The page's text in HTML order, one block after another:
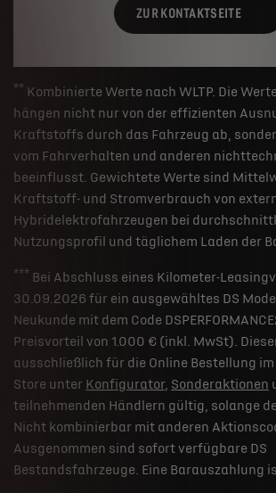
ZUR KONTAKTSEITE
** Kombinierte Werte nach WLTP. Die
hängen nicht nur von der effizienten
Kraftstoffs durch das Fahrzeug ab,
vom Fahrverhalten und anderen
beeinflusst. Gewichtete Werte sind
Kraftstoff- und Stromverbrauch von
Hybridelektrofahrzeugen bei
Nutzungsprofil und täglichem Laden der
*** Bei Abschluss eines Kilometer-
30.09.2026 für ein ausgewähltes DS
Neukunde mit dem Code
Preisvorteil von 1.000 € (inkl. MwSt).
ausschließlich für die Online Bestellung im
Store unter Konfigurator, Sonderaktionen
teilnehmenden Händlern gültig, solange
Nicht kombinierbar mit anderen
Ausgenommen sind sofort verfügbare DS
Bestandsfahrzeuge. Eine Barauszahlung